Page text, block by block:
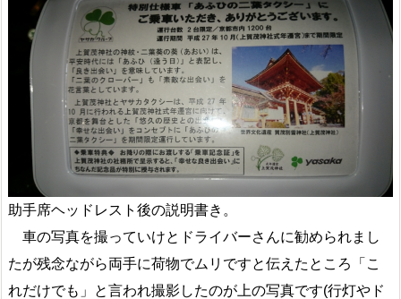
助手席ヘッドレスト後の説明書き。
車の写真を撮っていけとドライバーさんに勧められまし
たが残念ながら両手に荷物でムリですと伝えたところ「こ
れだけでも」と言われ撮影したのが上の写真です(行灯やド